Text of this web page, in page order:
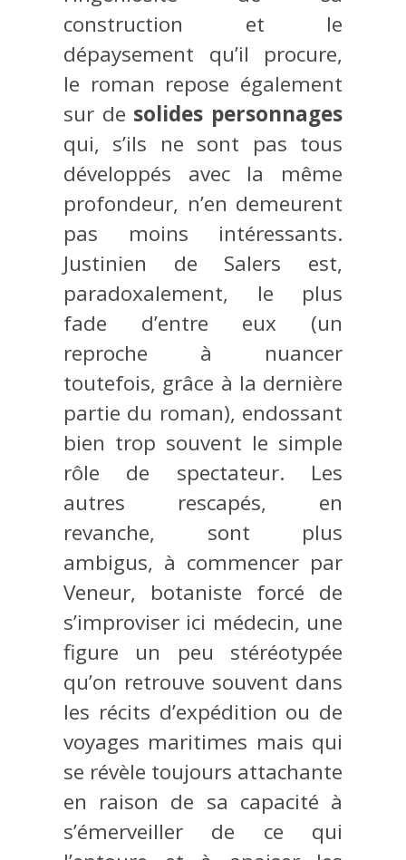
construction et le
dépaysement qu’il procure,
le roman repose également
sur de solides personnages
qui, s’ils ne sont pas tous
développés avec la même
profondeur, n’en demeurent
pas moins intéressants.
Justinien de Salers est,
paradoxalement, le plus
fade d’entre eux (un
reproche à nuancer
toutefois, grâce à la dernière
partie du roman), endossant
bien trop souvent le simple
rôle de spectateur. Les
autres rescapés, en
revanche, sont plus
ambigus, à commencer par
Veneur, botaniste forcé de
s’improviser ici médecin, une
figure un peu stéréotypée
qu’on retrouve souvent dans
les récits d’expédition ou de
voyages maritimes mais qui
se révèle toujours attachante
en raison de sa capacité à
s’émerveiller de ce qui